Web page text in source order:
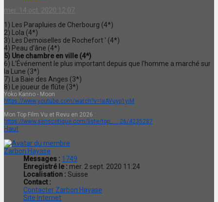
mer. 14 oct. 2020 12:07
1) Les Parapluies de Cherbourg (4*)
2) Lola (4*)
3) Les Demoiselles de Rochefort ' (4*)
4) Peau d'âne (4*)
5) Une chambre en ville (4*)
6) L'Événement le plus important depuis que l'homme a marché sur
la Lune (3*)
7) La Baie des Anges (3*)
8) Le joueur de flûte (3*)
Yoko Kanno - Moon
https://www.youtube.com/watch?v=IaAVuyp1yiM
Mon Top Film Vu et Revu en 2026 :
https://www.senscritique.com/liste/top_ ... 26/4235287
Haut
Zarbon Hayase
Messages : 1749
Enregistré le : mer. 2 sept. 2020 11:24
Localisation : Suisse
Contact :
Contacter Zarbon Hayase
Site Internet